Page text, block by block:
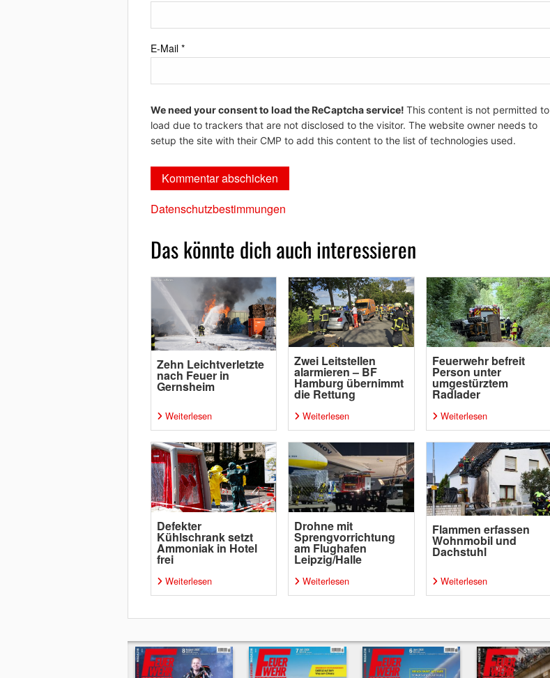
E-Mail *
We need your consent to load the ReCaptcha service! This content is not permitted to
load due to trackers that are not disclosed to the visitor. The website owner needs to
setup the site with their CMP to add this content to the list of technologies used.
Datenschutzbestimmungen
Das könnte dich auch interessieren
Zehn Leichtverletzte
nach Feuer in
Gernsheim
Weiterlesen
Zwei Leitstellen
alarmieren – BF
Hamburg übernimmt
die Rettung
Weiterlesen
Feuerwehr befreit
Person unter
umgestürztem
Radlader
Weiterlesen
Defekter
Kühlschrank setzt
Ammoniak in Hotel
frei
Weiterlesen
Drohne mit
Sprengvorrichtung
am Flughafen
Leipzig/Halle
Weiterlesen
Flammen erfassen
Wohnmobil und
Dachstuhl
Weiterlesen